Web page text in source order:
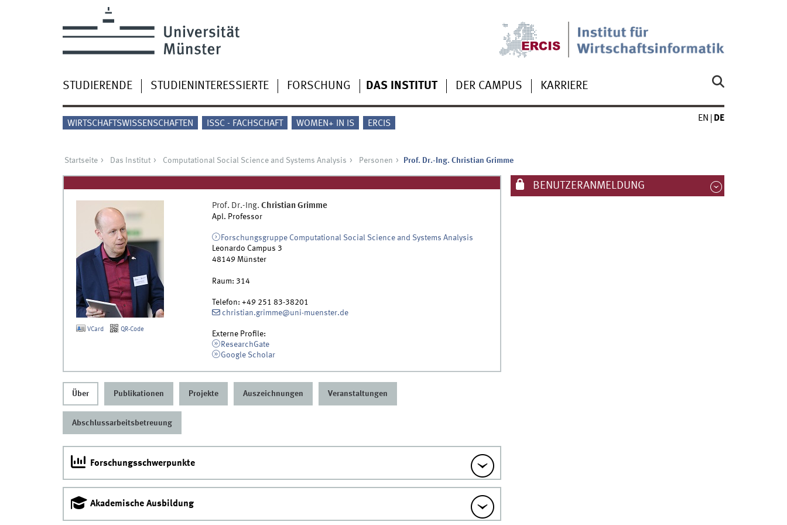
STUDIERENDE STUDIENINTERESSIERTE FORSCHUNG DAS INSTITUT DER CAMPUS KARRIERE
WIRTSCHAFTSWISSENSCHAFTEN ISSC - FACHSCHAFT WOMEN+ IN IS ERCIS
EN DE
Startseite Das Institut Computational Social Science and Systems Analysis Personen Prof. Dr.-Ing. Christian Grimme
VCard QR-Code
Prof. Dr.-Ing. Christian Grimme
Apl. Professor
Forschungsgruppe Computational Social Science and Systems Analysis
Leonardo Campus 3
48149 Münster
Raum: 314
Telefon: +49 251 83-38201
christian.grimme@uni-muenster.de
Externe Profile:
ResearchGate
Google Scholar
Über Publikationen Projekte Auszeichnungen Veranstaltungen
Abschlussarbeitsbetreuung
Forschungsschwerpunkte
Akademische Ausbildung
BENUTZERANMELDUNG